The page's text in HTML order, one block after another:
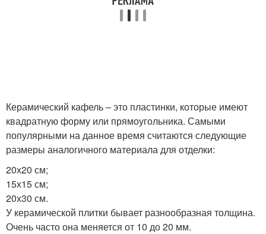
Керамический кафель – это пластинки, которые имеют
квадратную форму или прямоугольника. Самыми
популярными на данное время считаются следующие
размеры аналогичного материала для отделки:
20х20 см;
15х15 см;
20х30 см.
У керамической плитки бывает разнообразная толщина.
Очень часто она меняется от 10 до 20 мм.